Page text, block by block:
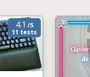
4.1 /5
11 tests